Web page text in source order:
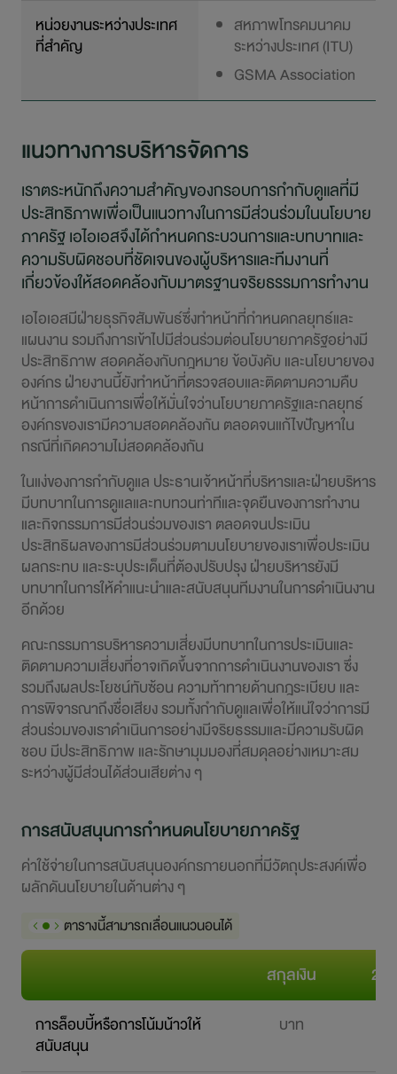
หน่วยงานระหว่างประเทศ
ที่สำคัญ
สหภาพโทรคมนาคม
ระหว่างประเทศ (ITU)
GSMA Association
แนวทางการบริหารจัดการ
เราตระหนักถึงความสำคัญของกรอบการกำกับดูแลที่มี
ประสิทธิภาพเพื่อเป็นแนวทางในการมีส่วนร่วมในนโยบาย
ภาครัฐ เอไอเอสจึงได้กำหนดกระบวนการและบทบาทและ
ความรับผิดชอบที่ชัดเจนของผู้บริหารและทีมงานที่
เกี่ยวข้องให้สอดคล้องกับมาตรฐานจริยธรรมการทำงาน
เอไอเอสมีฝ่ายธุรกิจสัมพันธ์ซึ่งทำหน้าที่กำหนดกลยุทธ์และ
แผนงาน รวมถึงการเข้าไปมีส่วนร่วมต่อนโยบายภาครัฐอย่างมี
ประสิทธิภาพ สอดคล้องกับกฎหมาย ข้อบังคับ และนโยบายของ
องค์กร ฝ่ายงานนี้ยังทำหน้าที่ตรวจสอบและติดตามความคืบ
หน้าการดำเนินการเพื่อให้มั่นใจว่านโยบายภาครัฐและกลยุทธ์
องค์กรของเรามีความสอดคล้องกัน ตลอดจนแก้ไขปัญหาใน
กรณีที่เกิดความไม่สอดคล้องกัน
ในแง่ของการกำกับดูแล ประธานเจ้าหน้าที่บริหารและฝ่ายบริหาร
มีบทบาทในการดูแลและทบทวนท่าทีและจุดยืนของการทำงาน
และกิจกรรมการมีส่วนร่วมของเรา ตลอดจนประเมิน
ประสิทธิผลของการมีส่วนร่วมตามนโยบายของเราเพื่อประเมิน
ผลกระทบ และระบุประเด็นที่ต้องปรับปรุง ฝ่ายบริหารยังมี
บทบาทในการให้คำแนะนำและสนับสนุนทีมงานในการดำเนินงาน
อีกด้วย
คณะกรรมการบริหารความเสี่ยงมีบทบาทในการประเมินและ
ติดตามความเสี่ยงที่อาจเกิดขึ้นจากการดำเนินงานของเรา ซึ่ง
รวมถึงผลประโยชน์ทับซ้อน ความท้าทายด้านกฎระเบียบ และ
การพิจารณาถึงชื่อเสียง รวมทั้งกำกับดูแลเพื่อให้แน่ใจว่าการมี
ส่วนร่วมของเราดำเนินการอย่างมีจริยธรรมและมีความรับผิด
ชอบ มีประสิทธิภาพ และรักษามุมมองที่สมดุลอย่างเหมาะสม
ระหว่างผู้มีส่วนได้ส่วนเสียต่าง ๆ
การสนับสนุนการกำหนดนโยบายภาครัฐ
ค่าใช้จ่ายในการสนับสนุนองค์กรภายนอกที่มีวัตถุประสงค์เพื่อ
ผลักดันนโยบายในด้านต่าง ๆ
ตารางนี้สามารถเลื่อนแนวนอนได้
สกุลเงิน
การล็อบบี้หรือการโน้มน้าวให้
สนับสนุน
บาท